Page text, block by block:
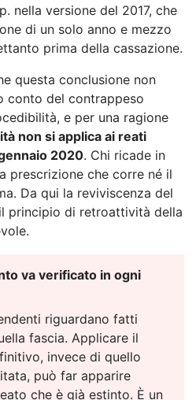
nella versione del 2017, che
di un solo anno e mezzo
prima della cassazione.
questa conclusione non
conto del contrappeso
e per una ragione
non si applica ai reati
2020. Chi ricade in
prescrizione che corre né il
Da qui la reviviscenza del
principio di retroattività della
va verificato in ogni
riguardano fatti
fascia. Applicare il
invece di quello
può far apparire
che è già estinto. È un